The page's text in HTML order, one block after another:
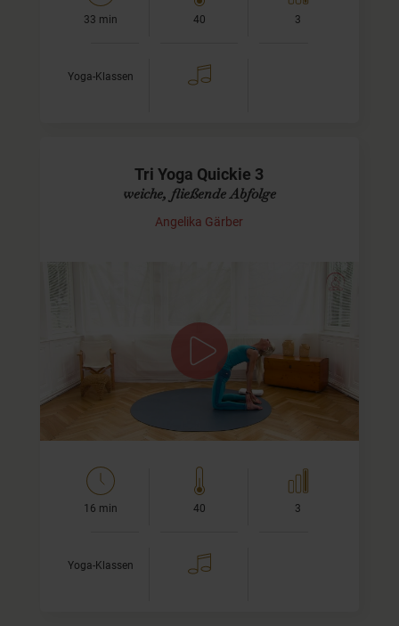
33 min 40 3
Yoga-Klassen
Tri Yoga Quickie 3
weiche, fließende Abfolge
Angelika Gärber
Dieses Tri Yoga - Video für Fortgeschrittene ist der dritte
Teil der Tri Yoga-Quickies. Auch bei diesem Video handelt
es sich um eine anmutig fließende Sequenz. Die…
16 min 40 3
Yoga-Klassen